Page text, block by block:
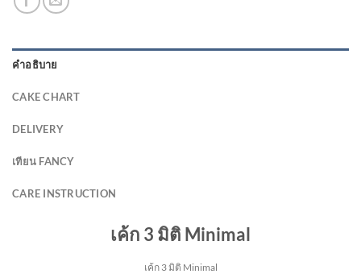
คำอธิบาย
CAKE CHART
DELIVERY
เทียน FANCY
CARE INSTRUCTION
เค้ก 3 มิติ Minimal
เค้ก 3 มิติ Minimal